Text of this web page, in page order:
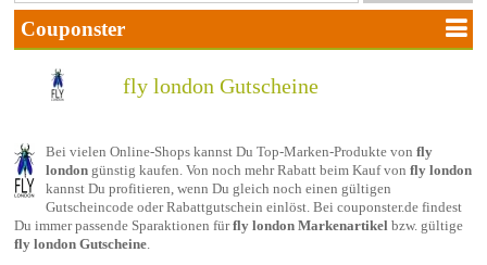
fly london Gutscheine
Bei vielen Online-Shops kannst Du Top-Marken-Produkte von fly
londongünstig kaufen. Von noch mehr Rabatt beim Kauf von fly london
kannst Du profitieren, wenn Du gleich noch einen gültigen
Gutscheincode oder Rabattgutschein einlöst. Bei couponster.de findest
Du immer passende Sparaktionen fürfly london Markenartikelbzw. gültige
fly london Gutscheine.